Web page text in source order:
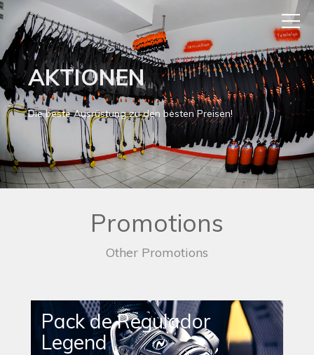
AKTIONEN
Die beste Ausrüstung zu den besten Preisen!
Promotions
Other Promotions
Pack de Regulador
Legend